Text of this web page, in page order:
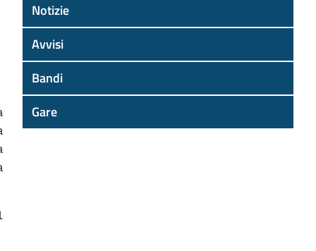
Notizie
Avvisi
Bandi
Gare